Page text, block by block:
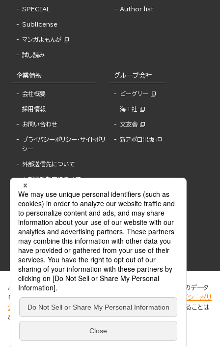
SPECIAL
Sublicense
マンガよもんが
試し読み
Author list
企業情報
会社概要
採用情報
お問い合わせ
プライバシーポリシー・サイトポリ
シー
外部送信先について
内部通報制度について
グループ会社
ビーグリー
海王社
文友舎
新アポロ出版
ABJマークは、この電子書店・電子書籍配信サービスが、著作権者からコンテンツ使用許諾を
得た正規版配信サービスであることを示す登録商標(登録番号 第6091713号)です。
ABJマークの詳細、ABJマークを掲示しているサービスの一覧はこちら。
ぶんか社が運営するサイトでは、利便性向上のためにCookie等のデータ
を使用しています。 当社のCookieについての詳細は、「プライバシーポリ
シー
」をご覧ください。当サイトでは、訪問者の個人情報を追跡することは
ありません。